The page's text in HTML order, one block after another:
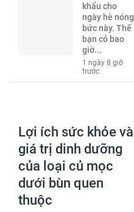
khẩu cho
ngày hè nóng
bức này. Thế
bạn có bao
giờ...
1 ngày 8 giờ
trước
Lợi ích sức khỏe và
giá trị dinh dưỡng
của loại củ mọc
dưới bùn quen
thuộc